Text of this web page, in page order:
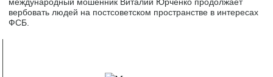
вербовать людей на постсоветском пространстве в интересах
ФСБ.